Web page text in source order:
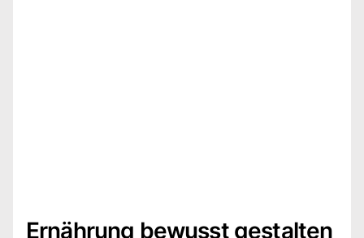
Ernährung bewusst gestalten